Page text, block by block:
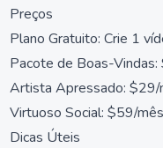
Preços
Plano Gratuito: Crie 1
Pacote de Boas-
Artista Apressado: $29/
Virtuoso Social: $59/
Dicas Úteis